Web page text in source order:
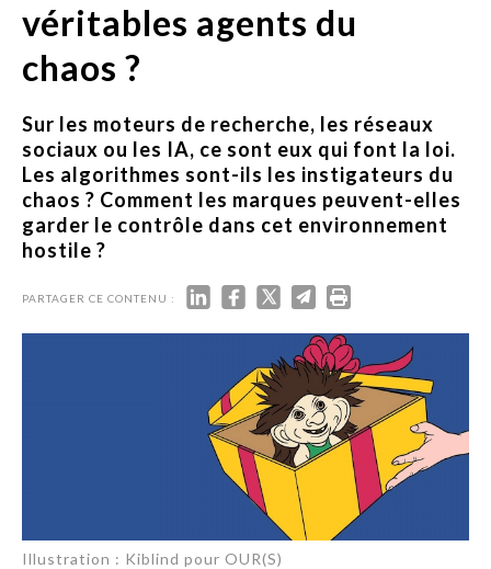
véritables agents du
chaos ?
Sur les moteurs de recherche, les réseaux
sociaux ou les IA, ce sont eux qui font la loi.
Les algorithmes sont-ils les instigateurs du
chaos ? Comment les marques peuvent-elles
garder le contrôle dans cet environnement
hostile ?
PARTAGER CE CONTENU :
Illustration : Kiblind pour OUR(S)